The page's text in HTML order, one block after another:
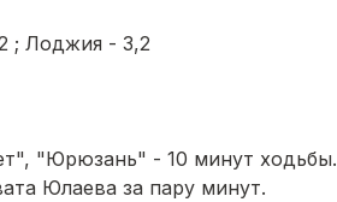
; Лоджия - 3,2
"Юрюзань" - 10 минут ходьбы.
Юлаева за пару минут.